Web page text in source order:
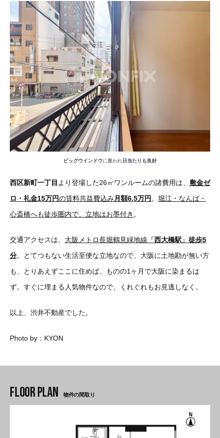
ビッグウインドウに覆われ日当たりも良好
西区新町一丁目 より登場した26㎡ワンルームの諸費用は、 敷金ゼ
ロ・礼金15万円の賃料共益費込み月額6.5万円。 堀江・なんば・
心斎橋へも徒歩圏内で、立地はお墨付き 。
交通アクセスは、 大阪メトロ長堀鶴見緑地線『西大橋駅』 徒歩5
分。とてつもない生活至便な立地なので、大阪に土地勘が無い方
も、とりあえずここに住めば、ものの1ヶ月で大阪に染まるは
ず。すぐに埋まる人気物件なので、くれぐれもお見逃しなく。
以上、渋井不動産でした。
Photo by：KYON
物件の間取り